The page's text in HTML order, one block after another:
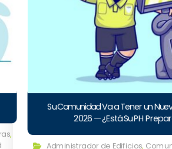
,
Su Comunidad Va a Tener un
2026 — ¿Está Su PH
Administrador de Edificios,